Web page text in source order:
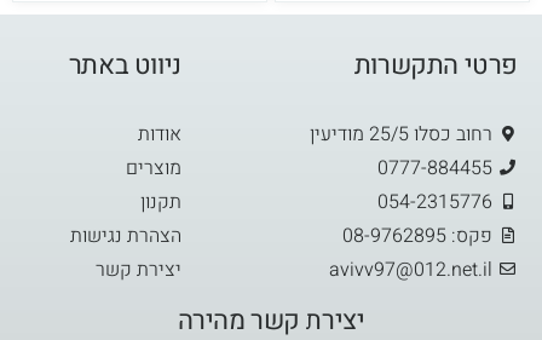
פרטי התקשרות
רחוב כסלו 25/5 מודיעין
0777-884455
054-2315776
פקס: 08-9762895
avivv97@012.net.il
ניווט באתר
אודות
מוצרים
תקנון
הצהרת נגישות
יצירת קשר
יצירת קשר מהירה